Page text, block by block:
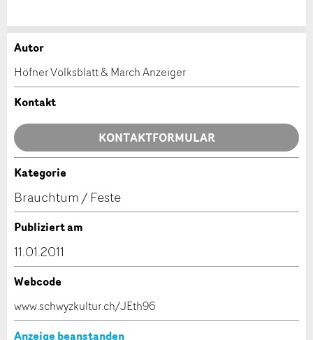
Anzeige beanstanden
Ihr Feedback wird sehr geschätzt!
Allgemeines Feedback
Anzeige nicht mehr gültig
Anzeige unvollständig
Anzeige weiterempfehlen
Empfehlen Sie diese Anzeige an Freunde weiter.
* Eingabe erforderlich
Autor
Höfner Volksblatt & March Anzeiger
Kontakt
KONTAKTFORMULAR
Kontakt
Verfassen Sie eine Nachricht für die Kontaktpersonen
Kategorie
Brauchtum / Feste
Publiziert am
11.01.2011
Webcode
www.schwyzkultur.ch/JEth96
Anzeige beanstanden